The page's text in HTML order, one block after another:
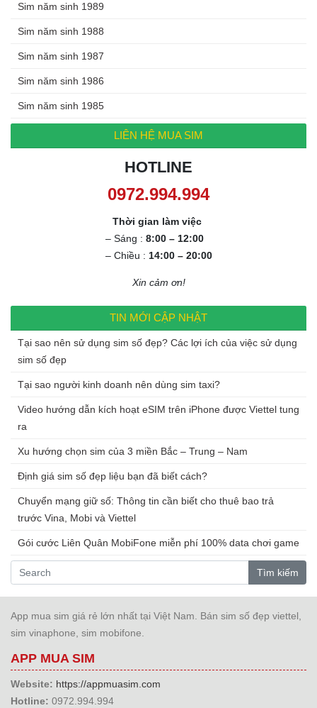
Sim năm sinh 1989
Sim năm sinh 1988
Sim năm sinh 1987
Sim năm sinh 1986
Sim năm sinh 1985
LIÊN HỆ MUA SIM
HOTLINE
0972.994.994
Thời gian làm việc
– Sáng : 8:00 – 12:00
– Chiều : 14:00 – 20:00
Xin cảm ơn!
TIN MỚI CẬP NHẬT
Tại sao nên sử dụng sim số đẹp? Các lợi ích của việc sử dụng
sim số đẹp
Tại sao người kinh doanh nên dùng sim taxi?
Video hướng dẫn kích hoạt eSIM trên iPhone được Viettel tung
ra
Xu hướng chọn sim của 3 miền Bắc – Trung – Nam
Định giá sim số đẹp liệu bạn đã biết cách?
Chuyển mạng giữ số: Thông tin cần biết cho thuê bao trả
trước Vina, Mobi và Viettel
Gói cước Liên Quân MobiFone miễn phí 100% data chơi game
Tìm kiếm
App mua sim giá rẻ lớn nhất tại Việt Nam. Bán sim số đẹp viettel,
sim vinaphone, sim mobifone.
APP MUA SIM
Website: https://appmuasim.com
Hotline: 0972.994.994